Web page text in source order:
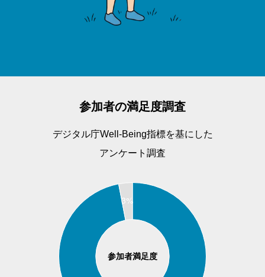
参加者の満足度調査
デジタル庁Well-Being指標を基にした
アンケート調査
参加者満足度